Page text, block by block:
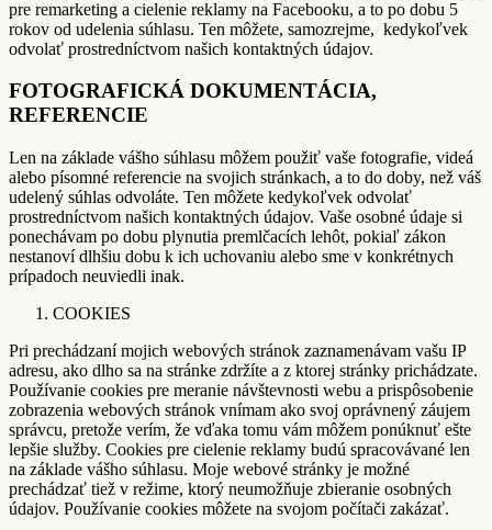
pre remarketing a cielenie reklamy na Facebooku, a to po dobu 5
rokov od udelenia súhlasu. Ten môžete, samozrejme, kedykoľvek
odvolať prostredníctvom našich kontaktných údajov.
FOTOGRAFICKÁ DOKUMENTÁCIA,
REFERENCIE
Len na základe vášho súhlasu môžem použiť vaše fotografie, videá
alebo písomné referencie na svojich stránkach, a to do doby, než váš
udelený súhlas odvoláte. Ten môžete kedykoľvek odvolať
prostredníctvom našich kontaktných údajov. Vaše osobné údaje si
ponechávam po dobu plynutia premlčacích lehôt, pokiaľ zákon
nestanoví dlhšiu dobu k ich uchovaniu alebo sme v konkrétnych
prípadoch neuviedli inak.
COOKIES
Pri prechádzaní mojich webových stránok zaznamenávam vašu IP
adresu, ako dlho sa na stránke zdržíte a z ktorej stránky prichádzate.
Používanie cookies pre meranie návštevnosti webu a prispôsobenie
zobrazenia webových stránok vnímam ako svoj oprávnený záujem
správcu, pretože verím, že vďaka tomu vám môžem ponúknuť ešte
lepšie služby. Cookies pre cielenie reklamy budú spracovávané len
na základe vášho súhlasu. Moje webové stránky je možné
prechádzať tiež v režime, ktorý neumožňuje zbieranie osobných
údajov. Používanie cookies môžete na svojom počítači zakázať.